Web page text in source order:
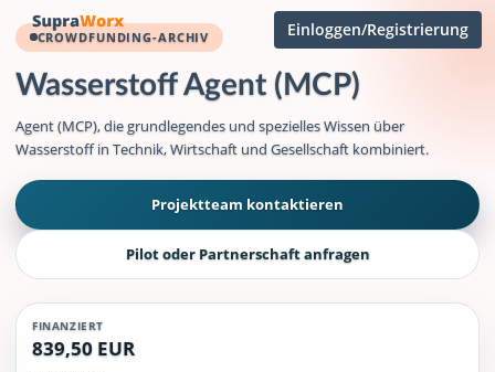
Einloggen/Registrierung
CROWDFUNDING-ARCHIV
Wasserstoff Agent (MCP)
Agent (MCP), die grundlegendes und spezielles Wissen über
Wasserstoff in Technik, Wirtschaft und Gesellschaft kombiniert.
Projektteam kontaktieren
Pilot oder Partnerschaft anfragen
FINANZIERT
839,50 EUR